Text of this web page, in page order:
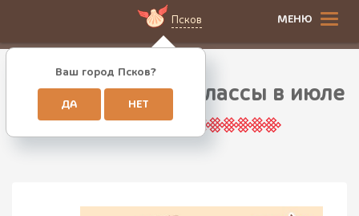
Псков
Ваш город Псков?
ДА НЕТ
МЕНЮ
Детские мастер-классы в июле